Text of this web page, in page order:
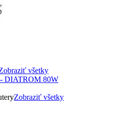
všetky
Zobraziť všetky